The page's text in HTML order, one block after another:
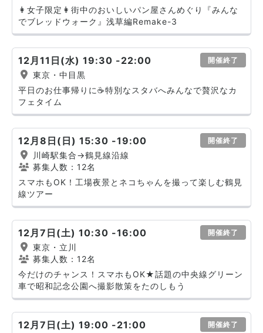
👩女子限定👩街中のおいしいパン屋さんめぐり『みんな
でブレッドウォーク』浅草編Remake-3
12月11日(水) 19:30 -22:00 開催終了
東京・中目黒
平日のお仕事帰りに☕️特別なスタバへみんなで贅沢なカ
フェタイム
12月8日(日) 15:30 -19:00 開催終了
川崎駅集合→鶴見線沿線
募集人数：12名
スマホもOK！工場夜景とネコちゃんを撮って楽しむ鶴見
線ツアー
12月7日(土) 10:30 -16:00 開催終了
東京・立川
募集人数：12名
今だけのチャンス！スマホもOK★話題の中央線グリーン
車で昭和記念公園へ撮影散策をたのしもう
12月7日(土) 19:00 -21:00 開催終了